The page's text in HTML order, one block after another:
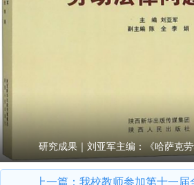
研究成果｜刘亚军主编：《哈萨克劳
上一篇： 我校教师参加第十一届全国政法高校“立格联盟”马克思主义学院院长论坛暨铸